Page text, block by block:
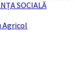
SOCIALĂ
Agricol